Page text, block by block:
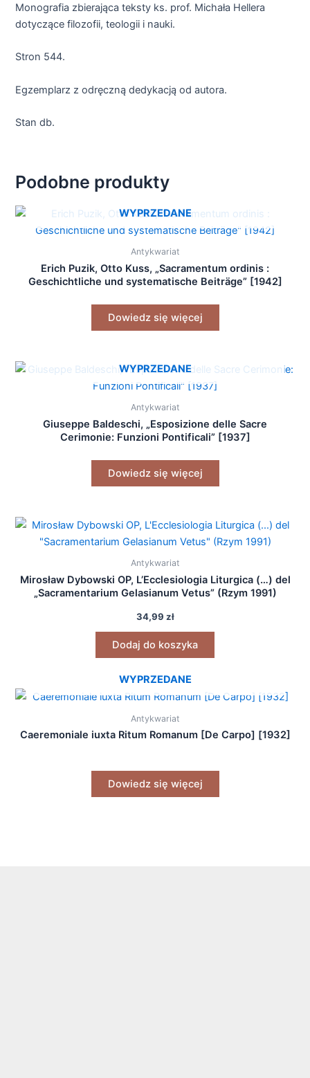
Monografia zbierająca teksty ks. prof. Michała Hellera
dotyczące filozofii, teologii i nauki.
Stron 544.
Egzemplarz z odręczną dedykacją od autora.
Stan db.
Podobne produkty
WYPRZEDANE
Antykwariat
Erich Puzik, Otto Kuss, „Sacramentum ordinis :
Geschichtliche und systematische Beiträge” [1942]
Dowiedz się więcej
WYPRZEDANE
Antykwariat
Giuseppe Baldeschi, „Esposizione delle Sacre
Cerimonie: Funzioni Pontificali” [1937]
Dowiedz się więcej
Antykwariat
Mirosław Dybowski OP, L’Ecclesiologia Liturgica (…) del
„Sacramentarium Gelasianum Vetus” (Rzym 1991)
34,99 zł
Dodaj do koszyka
WYPRZEDANE
Antykwariat
Caeremoniale iuxta Ritum Romanum [De Carpo] [1932]
Dowiedz się więcej